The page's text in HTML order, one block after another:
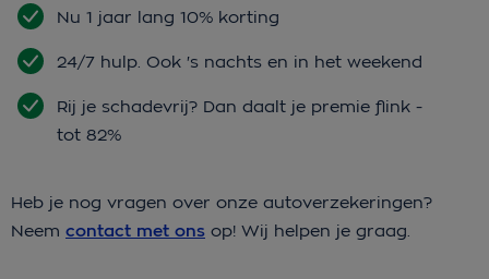
Nu 1 jaar lang 10% korting
24/7 hulp. Ook 's nachts en in het weekend
Rij je schadevrij? Dan daalt je premie flink -
tot 82%
Heb je nog vragen over onze autoverzekeringen?
Neem contact met ons op! Wij helpen je graag.